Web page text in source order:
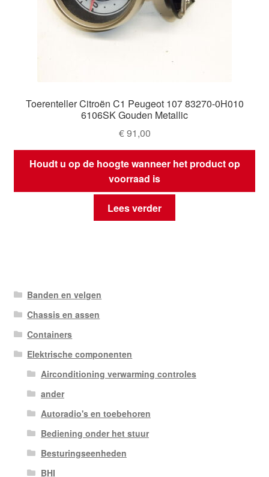
Toerenteller Citroën C1 Peugeot 107 83270-0H010
6106SK Gouden Metallic
€91,00
Houdt u op de hoogte wanneer het product op
voorraad is
Lees verder
Banden en velgen
Chassis en assen
Containers
Elektrische componenten
Airconditioning verwarming controles
ander
Autoradio's en toebehoren
Bediening onder het stuur
Besturingseenheden
BHI